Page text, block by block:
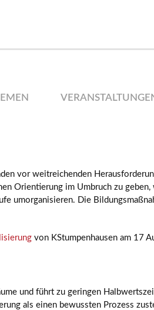
vor weitreichenden
Orientierung im Umbruch zu
umorganisieren. Die
von KStumpenhausen am 17
und führt zu geringen
als einen bewussten Prozess